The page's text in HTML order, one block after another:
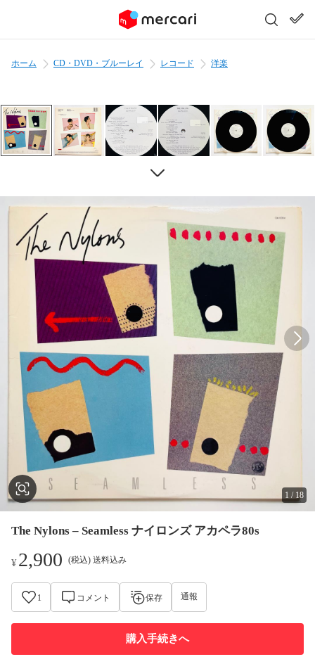
ホーム CD・DVD・ブルーレイ レコード 洋楽
1 / 18
The Nylons – Seamless ナイロンズ アカペラ80s
¥2,900 (税込) 送料込み
1 コメント 保存 通報
購入手続きへ